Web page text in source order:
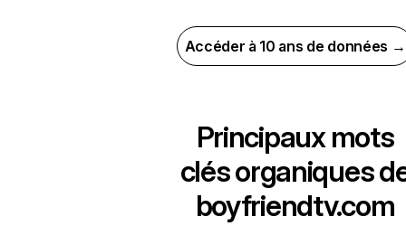
Accéder à 10 ans de données →
Principaux mots
clés organiques
boyfriendtv.com